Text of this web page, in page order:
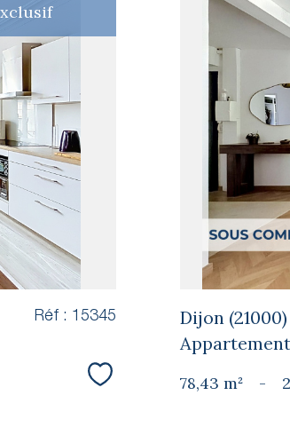
Réf : 15345
Sélectionner
Dijon (21000)
78,43 m² -